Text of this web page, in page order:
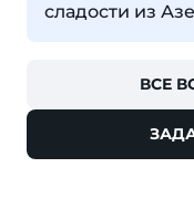
сладости из
ВСЕ